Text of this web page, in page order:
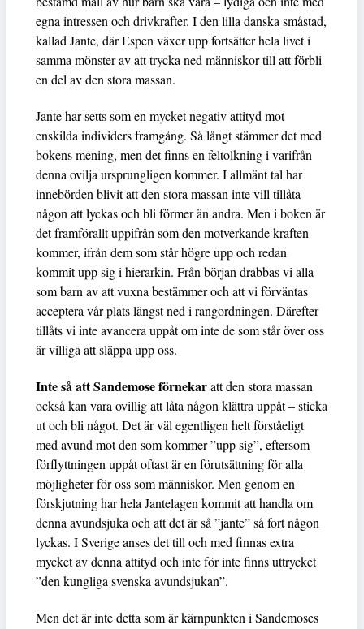
egna intressen och drivkrafter. I den lilla danska småstad,
kallad Jante, där Espen växer upp fortsätter hela livet i
samma mönster av att trycka ned människor till att förbli
en del av den stora massan.
Jante har setts som en mycket negativ attityd mot
enskilda individers framgång. Så långt stämmer det med
bokens mening, men det finns en feltolkning i varifrån
denna ovilja ursprungligen kommer. I allmänt tal har
innebörden blivit att den stora massan inte vill tillåta
någon att lyckas och bli förmer än andra. Men i boken är
det framförallt uppifrån som den motverkande kraften
kommer, ifrån dem som står högre upp och redan
kommit upp sig i hierarkin. Från början drabbas vi alla
som barn av att vuxna bestämmer och att vi förväntas
acceptera vår plats längst ned i rangordningen. Därefter
tillåts vi inte avancera uppåt om inte de som står över oss
är villiga att släppa upp oss.
Inte så att Sandemose förnekaratt den stora massan
också kan vara ovillig att låta någon klättra uppåt – sticka
ut och bli något. Det är väl egentligen helt förståeligt
med avund mot den som kommer ”upp sig”, eftersom
förflyttningen uppåt oftast är en förutsättning för alla
möjligheter för oss som människor. Men genom en
förskjutning har hela Jantelagen kommit att handla om
denna avundsjuka och att det är så ”jante” så fort någon
lyckas. I Sverige anses det till och med finnas extra
mycket av denna attityd och inte för inte finns uttrycket
”den kungliga svenska avundsjukan”.
Men det är inte detta som är kärnpunkten i Sandemoses